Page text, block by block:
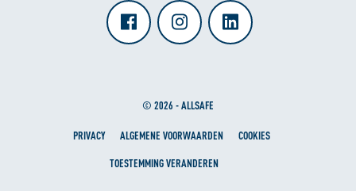
© 2026 - ALLSAFE
PRIVACY ALGEMENE VOORWAARDEN COOKIES
TOESTEMMING VERANDEREN